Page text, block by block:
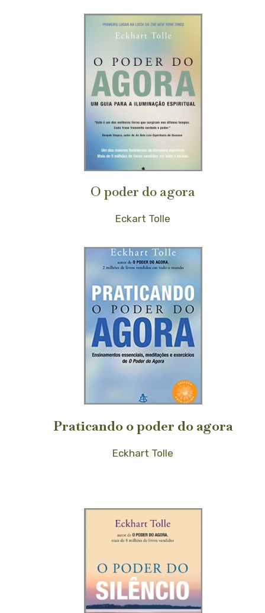
O poder do agora
Eckart Tolle
Praticando o poder do agora
Eckhart Tolle